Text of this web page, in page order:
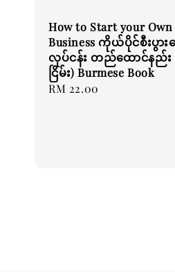
How to Start your Own
Business ကိုယ်ပိုင်စီးပွား
လုပ်ငန်း တည်ထောင်နည်း
ငြိမ်း) Burmese Book
Regular
RM 22.00